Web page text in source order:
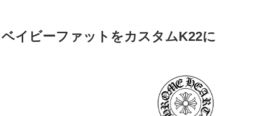
イビーファットをカスタムK22に